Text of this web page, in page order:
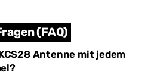
(FAQ)
Antenne mit jedem